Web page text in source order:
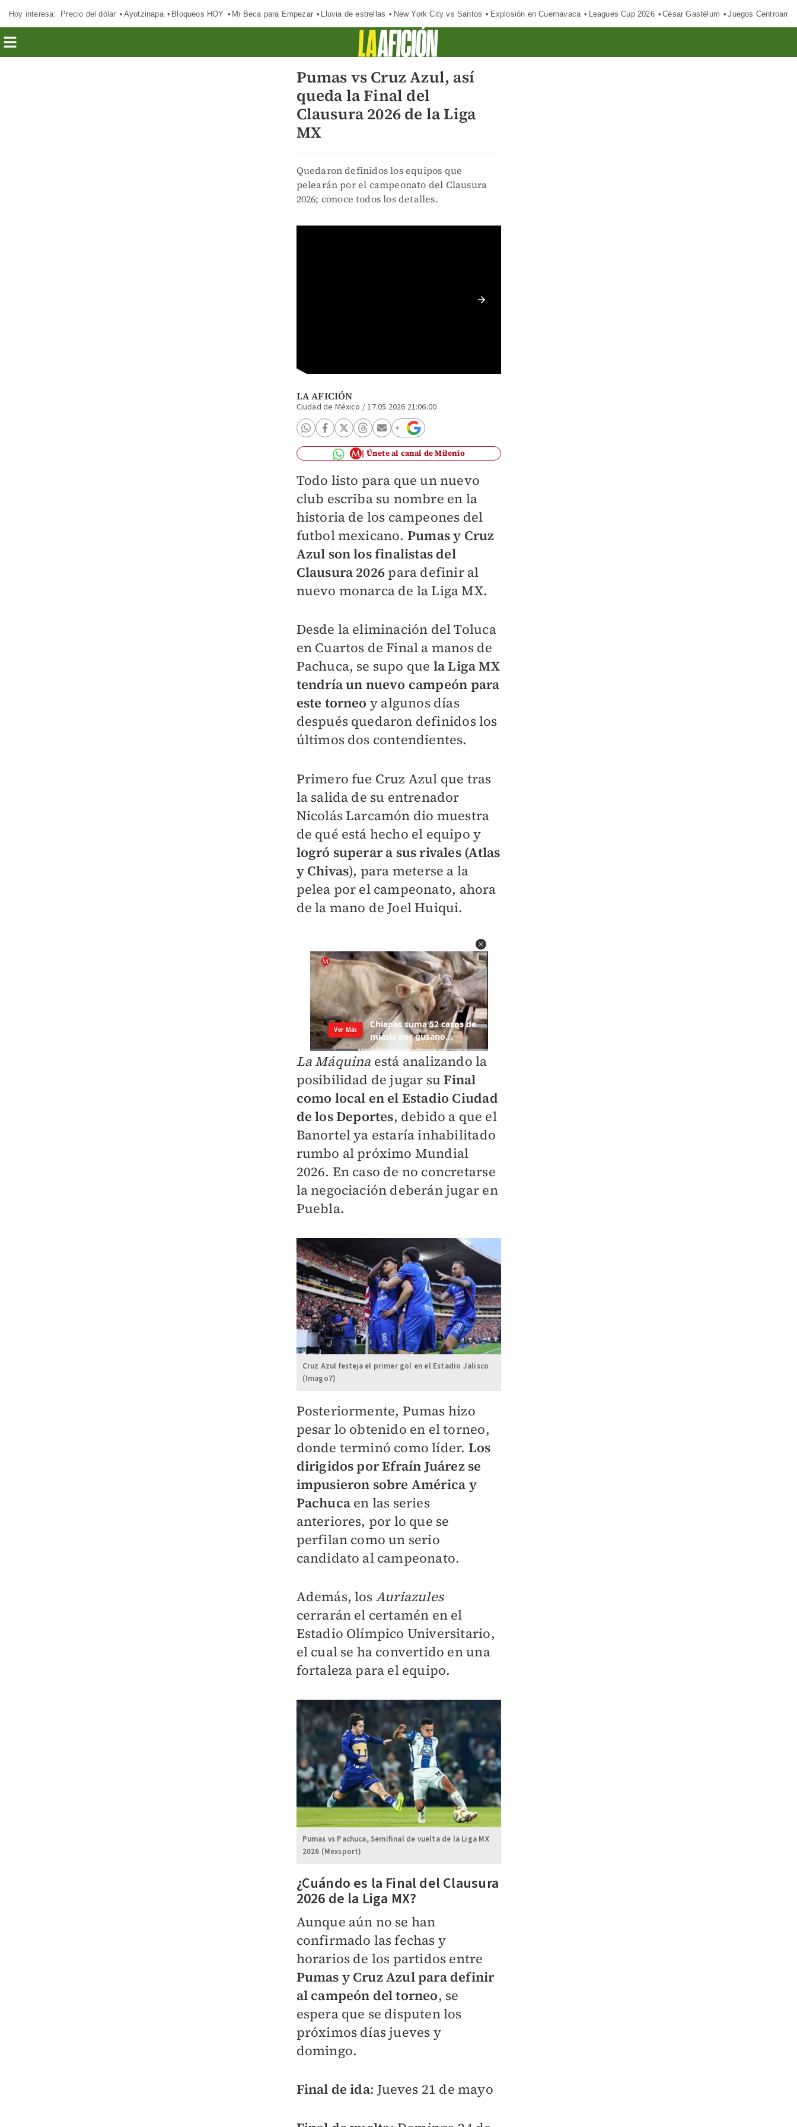
Hoy interesa: Precio del dólar Ayotzinapa Bloqueos HOY Mi Beca para Empezar Lluvia de estrellas New York City vs Santos Explosión en Cuernavaca Leagues Cup 2026 César Gastélum Juegos
Pumas vs Cruz Azul, así
queda la Final del
Clausura 2026 de la Liga
MX
Quedaron definidos los equipos que
pelearán por el campeonato del Clausura
2026; conoce todos los detalles.
LA AFICIÓN
Ciudad de México /17.05.2026 21:06:00
Únete al canal de Milenio
Todo listo para que un nuevo
club escriba su nombre en la
historia de los campeones del
futbol mexicano. Pumas y Cruz
Azul son los finalistas del
Clausura 2026 para definir al
nuevo monarca de la Liga MX.
Desde la eliminación del Toluca
en Cuartos de Final a manos de
Pachuca, se supo que la Liga MX
tendría un nuevo campeón para
este torneo y algunos días
después quedaron definidos los
últimos dos contendientes.
Primero fue Cruz Azul que tras
la salida de su entrenador
Nicolás Larcamón dio muestra
de qué está hecho el equipo y
logró superar a sus rivales (Atlas
y Chivas), para meterse a la
pelea por el campeonato, ahora
de la mano de Joel Huiqui.
La Máquina está analizando la
posibilidad de jugar suFinal
como local en el Estadio Ciudad
de los Deportes, debido a que el
Banortel ya estaría inhabilitado
rumbo al próximo Mundial
2026. En caso de no concretarse
la negociación deberán jugar en
Puebla.
Cruz Azul festeja el primer gol en el Estadio Jalisco
(Imago7)
Posteriormente, Pumas hizo
pesar lo obtenido en el torneo,
donde terminó como líder. Los
dirigidos por Efraín Juárez se
impusieron sobre América y
Pachucaen las series
anteriores, por lo que se
perfilan como un serio
candidato al campeonato.
Además, los Auriazules
cerrarán el certamén en el
Estadio Olímpico Universitario,
el cual se ha convertido en una
fortaleza para el equipo.
Pumas vs Pachuca, Semifinal de vuelta de la Liga MX
2026 (Mexsport)
¿Cuándo es la Final del Clausura
2026 de la Liga MX?
Aunque aún no se han
confirmado las fechas y
horarios de los partidos entre
Pumas y Cruz Azul para definir
al campeón del torneo, se
espera que se disputen los
próximos días jueves y
domingo.
Final de ida: Jueves 21 de mayo